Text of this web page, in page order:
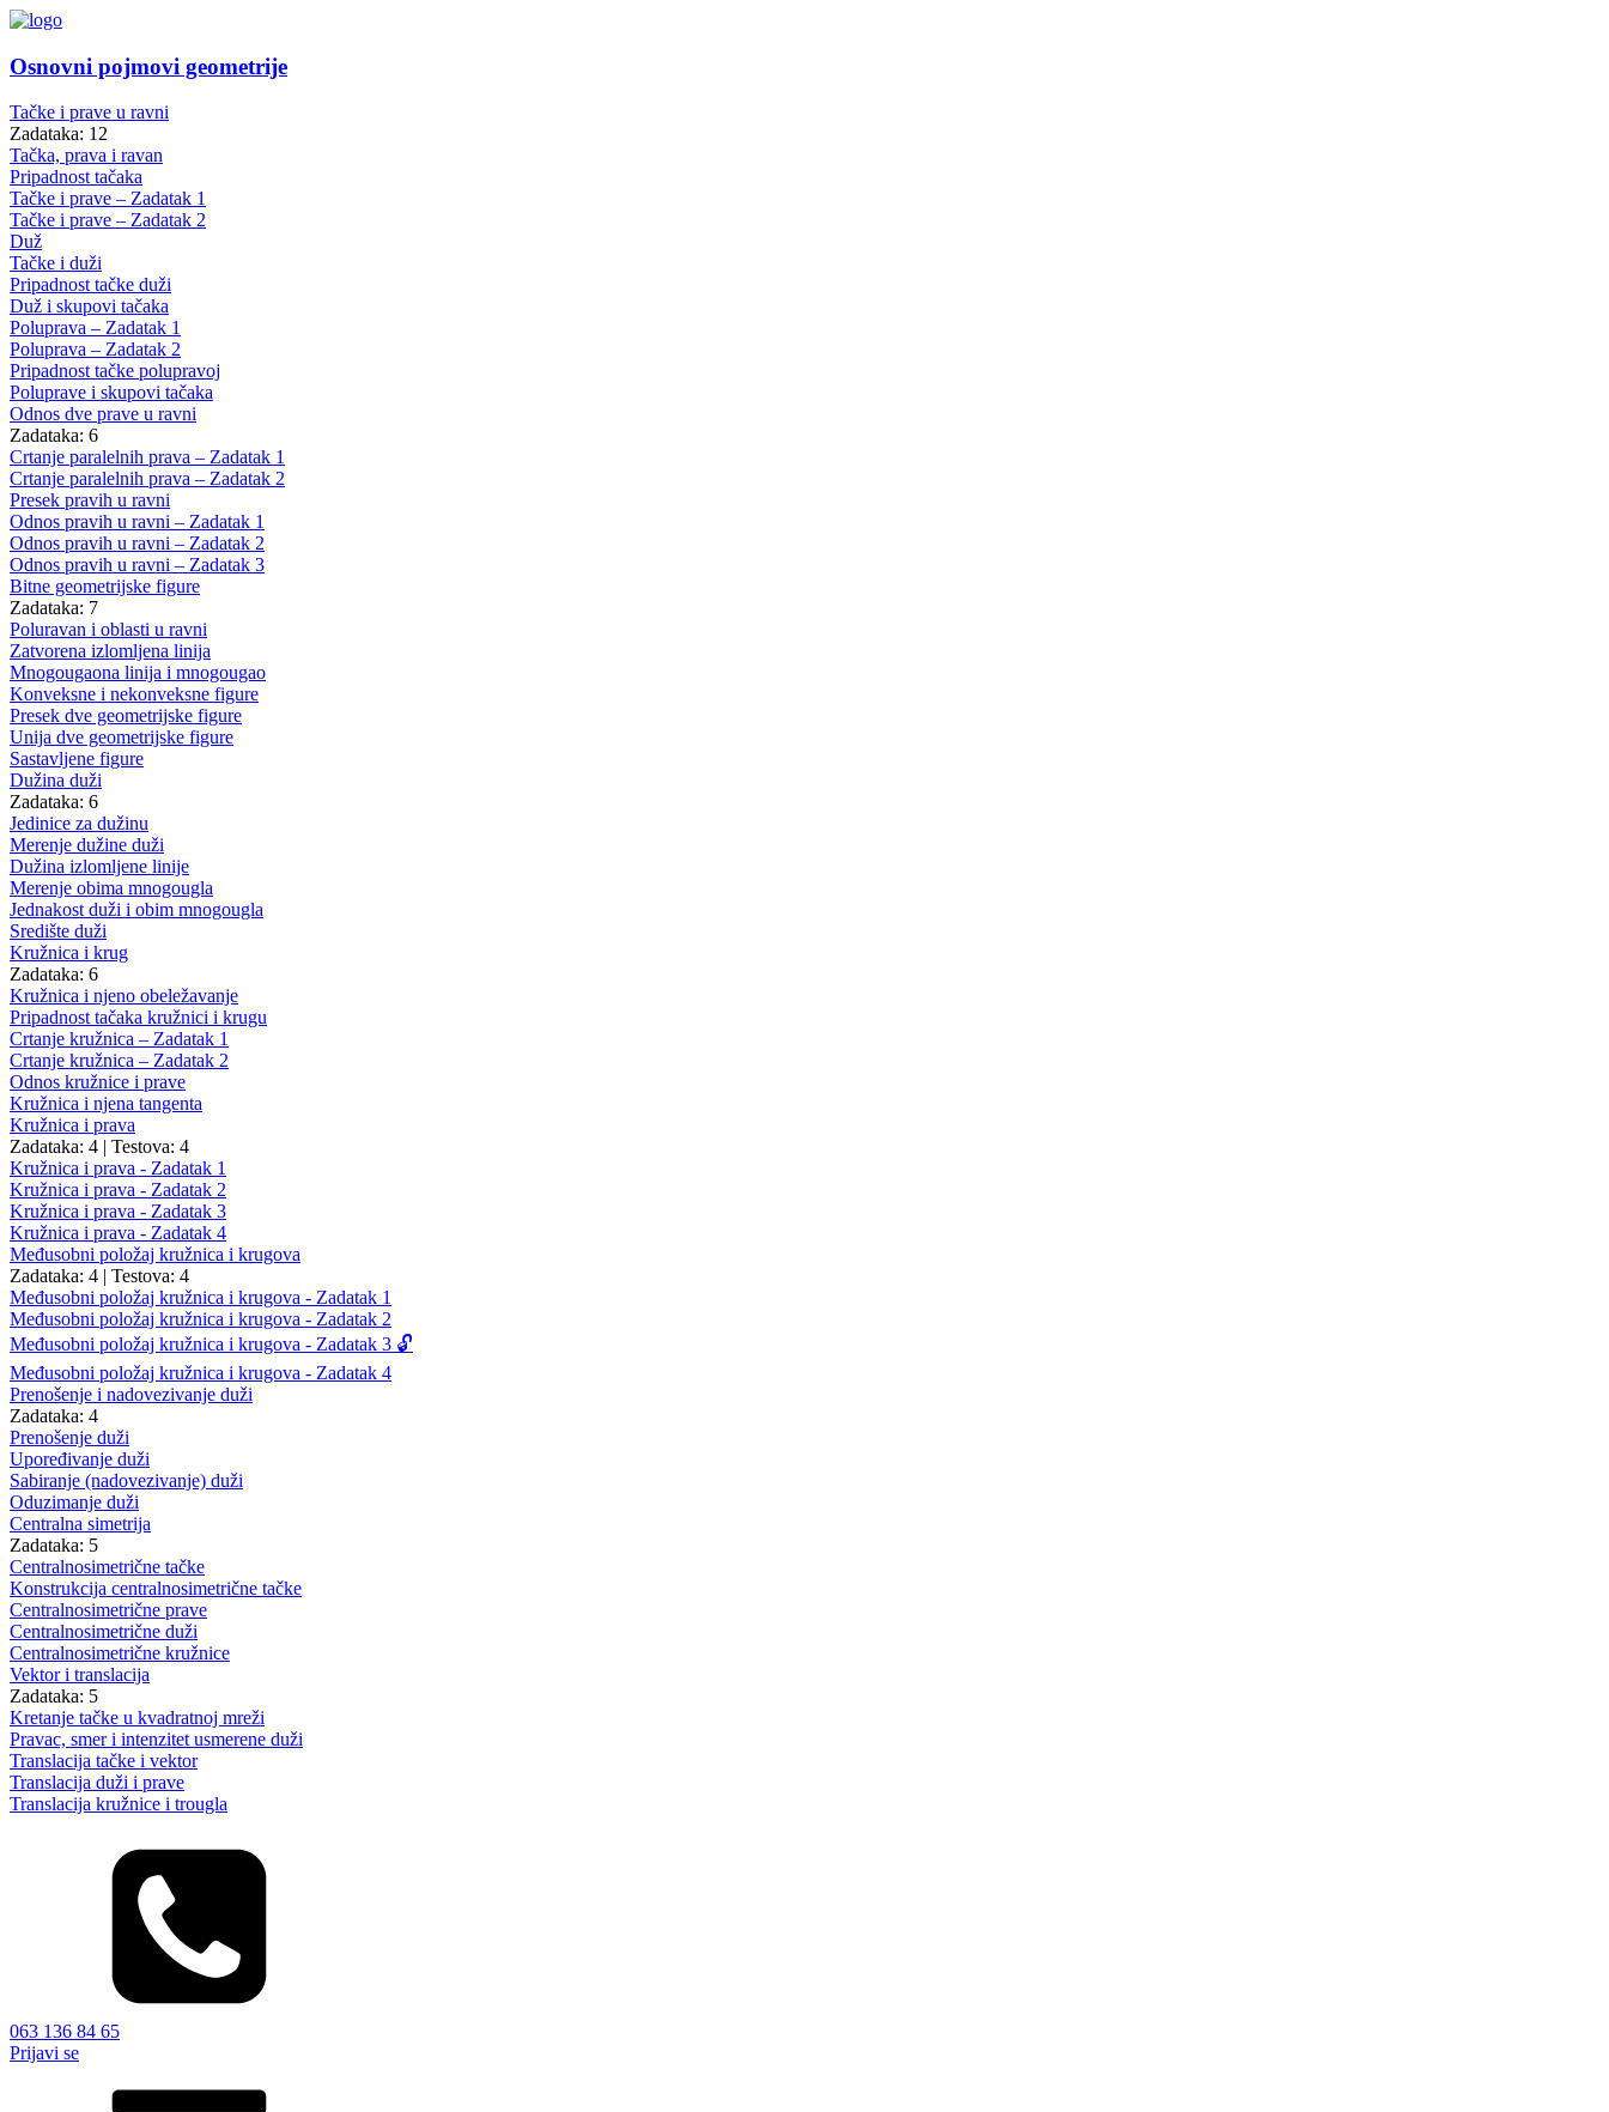
Osnovni pojmovi geometrije
Tačke i prave u ravni
Zadataka: 12
Tačka, prava i ravan
Pripadnost tačaka
Tačke i prave – Zadatak 1
Tačke i prave – Zadatak 2
Duž
Tačke i duži
Pripadnost tačke duži
Duž i skupovi tačaka
Poluprava – Zadatak 1
Poluprava – Zadatak 2
Pripadnost tačke polupravoj
Poluprave i skupovi tačaka
Odnos dve prave u ravni
Zadataka: 6
Crtanje paralelnih prava – Zadatak 1
Crtanje paralelnih prava – Zadatak 2
Presek pravih u ravni
Odnos pravih u ravni – Zadatak 1
Odnos pravih u ravni – Zadatak 2
Odnos pravih u ravni – Zadatak 3
Bitne geometrijske figure
Zadataka: 7
Poluravan i oblasti u ravni
Zatvorena izlomljena linija
Mnogougaona linija i mnogougao
Konveksne i nekonveksne figure
Presek dve geometrijske figure
Unija dve geometrijske figure
Sastavljene figure
Dužina duži
Zadataka: 6
Jedinice za dužinu
Merenje dužine duži
Dužina izlomljene linije
Merenje obima mnogougla
Jednakost duži i obim mnogougla
Središte duži
Kružnica i krug
Zadataka: 6
Kružnica i njeno obeležavanje
Pripadnost tačaka kružnici i krugu
Crtanje kružnica – Zadatak 1
Crtanje kružnica – Zadatak 2
Odnos kružnice i prave
Kružnica i njena tangenta
Kružnica i prava
Zadataka: 4 | Testova: 4
Kružnica i prava - Zadatak 1
Kružnica i prava - Zadatak 2
Kružnica i prava - Zadatak 3
Kružnica i prava - Zadatak 4
Međusobni položaj kružnica i krugova
Zadataka: 4 | Testova: 4
Međusobni položaj kružnica i krugova - Zadatak 1
Međusobni položaj kružnica i krugova - Zadatak 2
Međusobni položaj kružnica i krugova - Zadatak 3 🔓
Međusobni položaj kružnica i krugova - Zadatak 4
Prenošenje i nadovezivanje duži
Zadataka: 4
Prenošenje duži
Upoređivanje duži
Sabiranje (nadovezivanje) duži
Oduzimanje duži
Centralna simetrija
Zadataka: 5
Centralnosimetrične tačke
Konstrukcija centralnosimetrične tačke
Centralnosimetrične prave
Centralnosimetrične duži
Centralnosimetrične kružnice
Vektor i translacija
Zadataka: 5
Kretanje tačke u kvadratnoj mreži
Pravac, smer i intenzitet usmerene duži
Translacija tačke i vektor
Translacija duži i prave
Translacija kružnice i trougla
063 136 84 65
Prijavi se